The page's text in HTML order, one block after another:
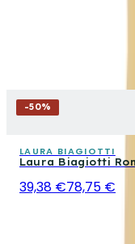
-50%
LAURA BIAGIOTTI
Laura Biagiotti
39,38 €78,75 €